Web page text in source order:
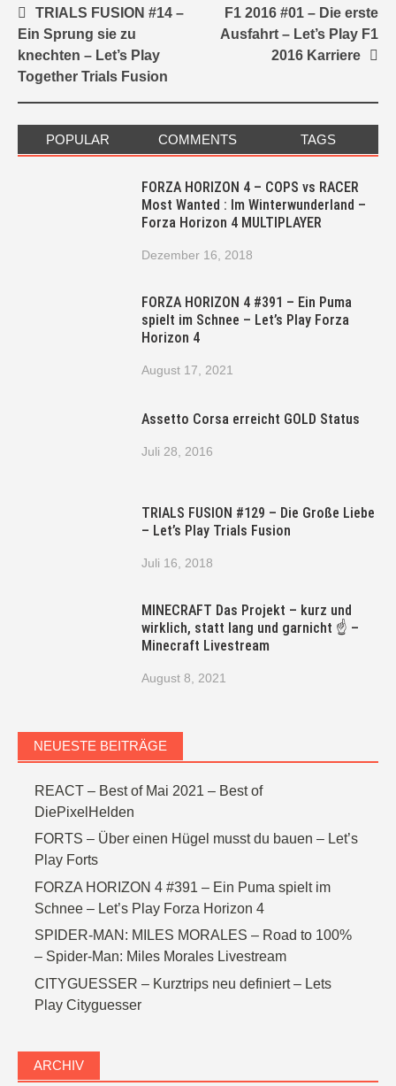
Post
navigation
TRIALS FUSION #14 –
Ein Sprung sie zu
knechten – Let’s Play
Together Trials Fusion
F1 2016 #01 – Die erste
Ausfahrt – Let’s Play F1
2016 Karriere
POPULAR COMMENTS TAGS
FORZA HORIZON 4 – COPS vs RACER
Most Wanted : Im Winterwunderland –
Forza Horizon 4 MULTIPLAYER
Dezember 16, 2018
FORZA HORIZON 4 #391 – Ein Puma
spielt im Schnee – Let’s Play Forza
Horizon 4
August 17, 2021
Assetto Corsa erreicht GOLD Status
Juli 28, 2016
TRIALS FUSION #129 – Die Große Liebe
– Let’s Play Trials Fusion
Juli 16, 2018
MINECRAFT Das Projekt – kurz und
wirklich, statt lang und garnicht ☝ –
Minecraft Livestream
August 8, 2021
NEUESTE BEITRÄGE
REACT – Best of Mai 2021 – Best of
DiePixelHelden
FORTS – Über einen Hügel musst du bauen – Let’s
Play Forts
FORZA HORIZON 4 #391 – Ein Puma spielt im
Schnee – Let’s Play Forza Horizon 4
SPIDER-MAN: MILES MORALES – Road to 100%
– Spider-Man: Miles Morales Livestream
CITYGUESSER – Kurztrips neu definiert – Lets
Play Cityguesser
ARCHIV